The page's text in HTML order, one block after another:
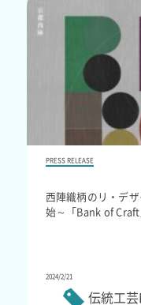
PRESS RELEASE
西陣織柄のリ・デ
始～「Bank of
2024/2/21
伝統工